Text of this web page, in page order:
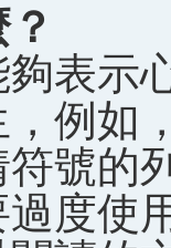
表示
例如
號的
度使